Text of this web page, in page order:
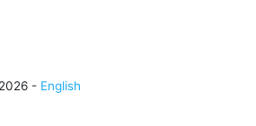
- English